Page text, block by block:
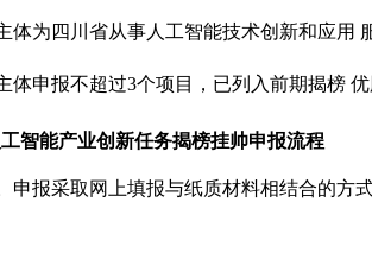
体为四川省从事人工智能技术创新和应用
体申报不超过3个项目，已列入前期揭榜
能产业创新任务揭榜挂帅申报流程
申报采取网上填报与纸质材料相结合的方